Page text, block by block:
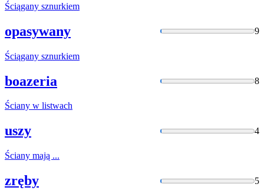
Ściągany sznurkiem
opasywany 9
Ściągany sznurkiem
boazeria 8
Ściany w listwach
uszy 4
Ściany mają ...
zręby 5